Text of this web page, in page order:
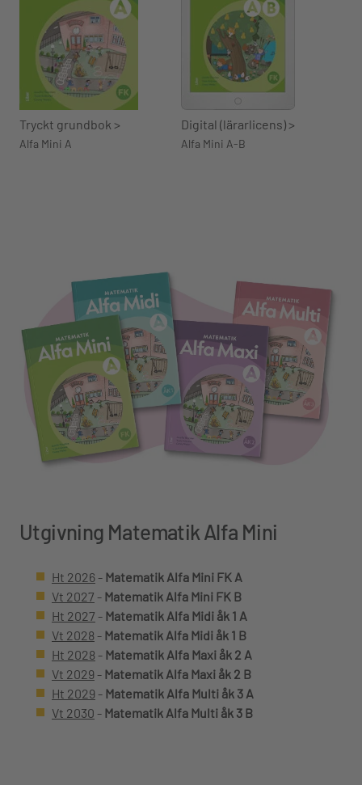
Tryckt grundbok >
Alfa Mini A
Digital (lärarlicens) >
Alfa Mini A-B
Utgivning Matematik Alfa Mini
Ht 2026 - Matematik Alfa Mini FK A
Vt 2027 - Matematik Alfa Mini FK B
Ht 2027 - Matematik Alfa Midi åk 1 A
Vt 2028 - Matematik Alfa Midi åk 1 B
Ht 2028 - Matematik Alfa Maxi åk 2 A
Vt 2029 - Matematik Alfa Maxi åk 2 B
Ht 2029 - Matematik Alfa Multi åk 3 A
Vt 2030 - Matematik Alfa Multi åk 3 B